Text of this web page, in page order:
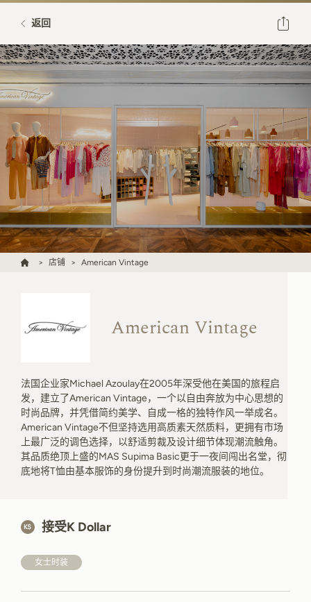
返回
店铺 American Vintage
American Vintage
法国企业家Michael Azoulay在2005年深受他在美国的旅程启
发，建立了American Vintage，一个以自由奔放为中心思想的
时尚品牌，并凭借简约美学、自成一格的独特作风一举成名。
American Vintage不但坚持选用高质素天然质料，更拥有市场
上最广泛的调色选择，以舒适剪裁及设计细节体现潮流触角。
其品质绝顶上盛的MAS Supima Basic更于一夜间闯出名堂，彻
底地将T恤由基本服饰的身份提升到时尚潮流服装的地位。
接受K Dollar
女士时装